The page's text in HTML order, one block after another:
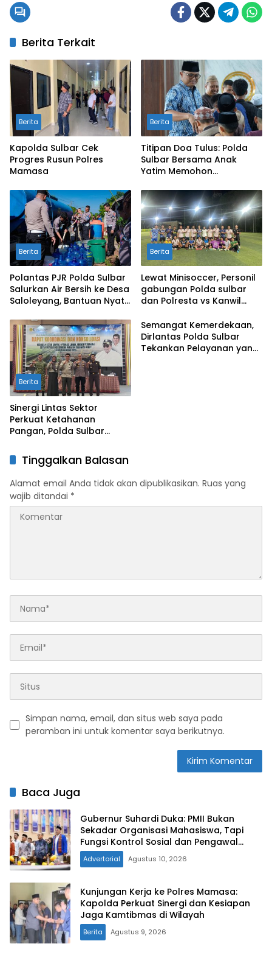
Berita Terkait
Berita
Kapolda Sulbar Cek
Progres Rusun Polres
Berita
Titipan Doa Tulus: Polda
Sulbar Bersama Anak
Yatim Memohon
Negeri
Berita
Polantas PJR Polda Sulbar
Salurkan Air Bersih ke Desa
Saloleyang, Bantuan Nyata
Berita
Lewat Minisoccer, Personil
gabungan Polda sulbar
dan Polresta vs Kanwil
Ikatan Persaudaraan
Berita
Sinergi Lintas Sektor
Perkuat Ketahanan
Pangan, Polda Sulbar
Sawah dan Mitigasi
Kekeringan
Semangat Kemerdekaan,
Dirlantas Polda Sulbar
Tekankan Pelayanan yang
Tinggalkan Balasan
Alamat email Anda tidak akan dipublikasikan. Ruas yang
wajib ditandai *
Simpan nama, email, dan situs web saya pada
peramban ini untuk komentar saya berikutnya.
Baca Juga
Gubernur Suhardi Duka: PMII Bukan
Sekadar Organisasi Mahasiswa, Tapi
Fungsi Kontrol Sosial dan Pengawal
Kebijakan
Advertorial Agustus 10, 2026
Kunjungan Kerja ke Polres Mamasa:
Kapolda Perkuat Sinergi dan Kesiapan
Jaga Kamtibmas di Wilayah
Berita Agustus 9, 2026